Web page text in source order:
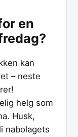
en
kan
– neste
helg som
Husk,
nabolagets